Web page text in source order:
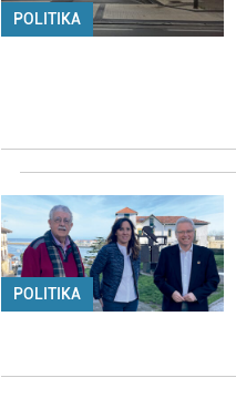
POLITIKA
POLITIKA